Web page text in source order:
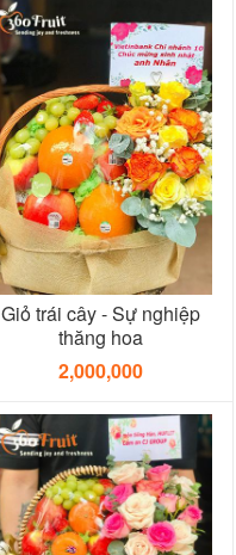
Giỏ trái cây - Sự nghiệp
thăng hoa
2,000,000